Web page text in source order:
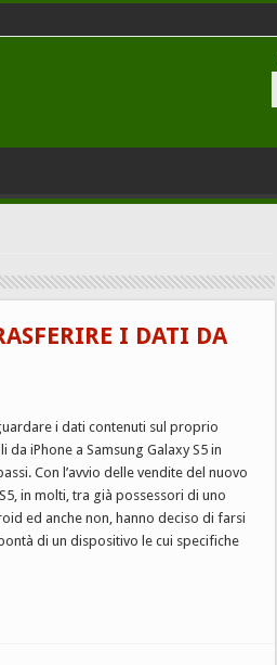
I DATI DA
i dati contenuti sul proprio
da iPhone a Samsung Galaxy S5 in
Con l’avvio delle vendite del nuovo
in molti, tra già possessori di uno
ed anche non, hanno deciso di farsi
di un dispositivo le cui specifiche